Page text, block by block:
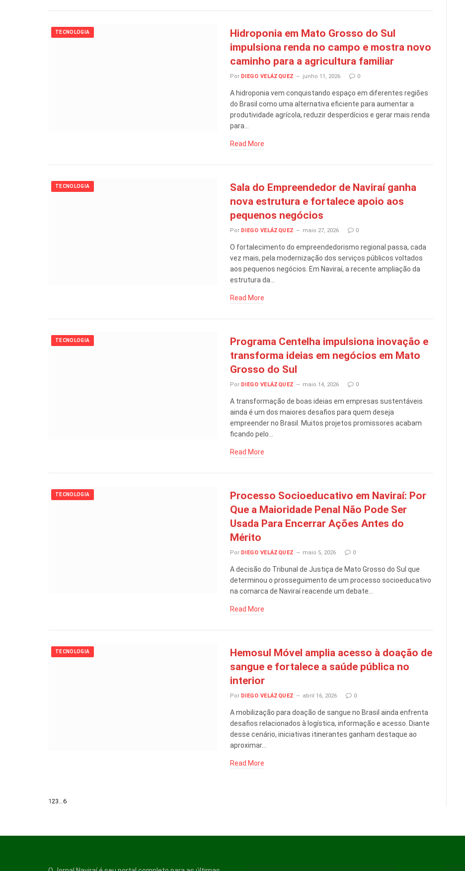
TECNOLOGIA
Hidroponia em Mato Grosso do Sul
impulsiona renda no campo e mostra novo
caminho para a agricultura familiar
Por DIEGO VELÁZQUEZ junho 11, 2026 0
A hidroponia vem conquistando espaço em diferentes regiões
do Brasil como uma alternativa eficiente para aumentar a
produtividade agrícola, reduzir desperdícios e gerar mais renda
para…
Read More
TECNOLOGIA
Sala do Empreendedor de Naviraí ganha
nova estrutura e fortalece apoio aos
pequenos negócios
Por DIEGO VELÁZQUEZ maio 27, 2026 0
O fortalecimento do empreendedorismo regional passa, cada
vez mais, pela modernização dos serviços públicos voltados
aos pequenos negócios. Em Naviraí, a recente ampliação da
estrutura da…
Read More
TECNOLOGIA
Programa Centelha impulsiona inovação e
transforma ideias em negócios em Mato
Grosso do Sul
Por DIEGO VELÁZQUEZ maio 14, 2026 0
A transformação de boas ideias em empresas sustentáveis
ainda é um dos maiores desafios para quem deseja
empreender no Brasil. Muitos projetos promissores acabam
ficando pelo…
Read More
TECNOLOGIA
Processo Socioeducativo em Naviraí: Por
Que a Maioridade Penal Não Pode Ser
Usada Para Encerrar Ações Antes do
Mérito
Por DIEGO VELÁZQUEZ maio 5, 2026 0
A decisão do Tribunal de Justiça de Mato Grosso do Sul que
determinou o prosseguimento de um processo socioeducativo
na comarca de Naviraí reacende um debate…
Read More
TECNOLOGIA
Hemosul Móvel amplia acesso à doação de
sangue e fortalece a saúde pública no
interior
Por DIEGO VELÁZQUEZ abril 16, 2026 0
A mobilização para doação de sangue no Brasil ainda enfrenta
desafios relacionados à logística, informação e acesso. Diante
desse cenário, iniciativas itinerantes ganham destaque ao
aproximar…
Read More
1 23 6Next